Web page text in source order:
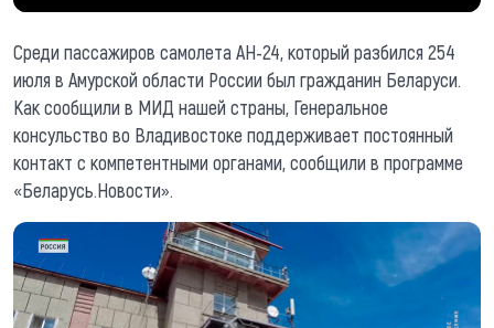
Среди пассажиров самолета АН-24, который разбился 254
июля в Амурской области России был гражданин Беларуси.
Как сообщили в МИД нашей страны, Генеральное
консульство во Владивостоке поддерживает постоянный
контакт с компетентными органами, сообщили в программе
«Беларусь.Новости».